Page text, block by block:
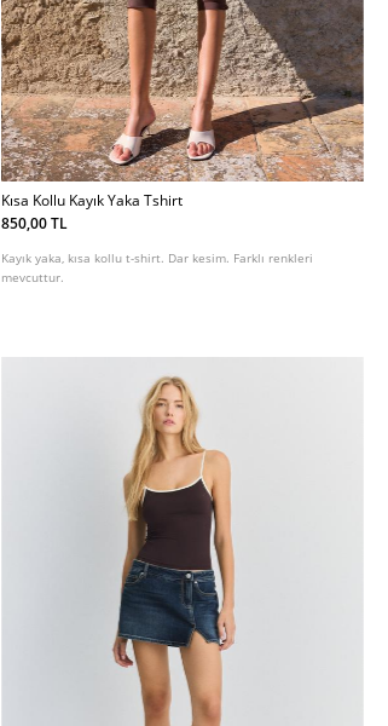
Kısa Kollu Kayık Yaka Tshirt
850,00 TL
Kayık yaka, kısa kollu t-shirt. Dar kesim. Farklı renkleri
mevcuttur.